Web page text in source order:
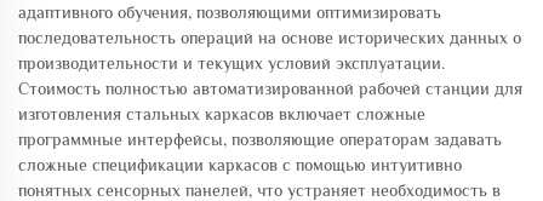
адаптивного обучения, позволяющими оптимизировать
последовательность операций на основе исторических данных о
производительности и текущих условий эксплуатации.
Стоимость полностью автоматизированной рабочей станции для
изготовления стальных каркасов включает сложные
программные интерфейсы, позволяющие операторам задавать
сложные спецификации каркасов с помощью интуитивно
понятных сенсорных панелей, что устраняет необходимость в